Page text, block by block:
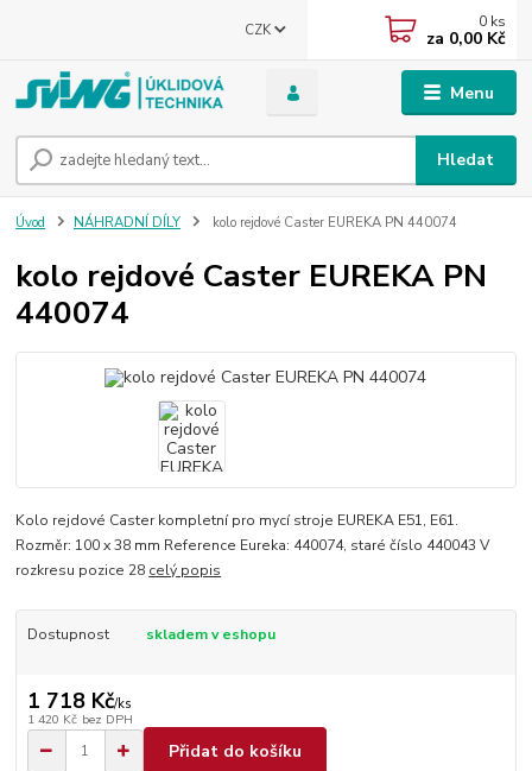
Menu
CZK
Hledat
0 ks
za 0,00 Kč
Úvod NÁHRADNÍ DÍLY kolo rejdové Caster EUREKA PN 440074
kolo rejdové Caster EUREKA PN
440074
Kolo rejdové Caster kompletní pro mycí stroje EUREKA E51, E61.
Rozměr: 100 x 38 mm Reference Eureka: 440074, staré číslo 440043 V
rozkresu pozice 28 celý popis
Dostupnost skladem v eshopu
1 718 Kč/ks
1 420 Kč bez DPH
Přidat do košíku